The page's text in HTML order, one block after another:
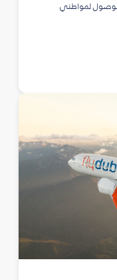
الوصول لمواطني